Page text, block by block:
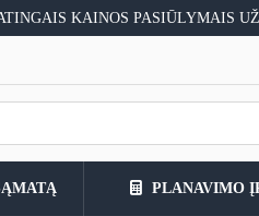
KAINOS PASIŪLYMAIS
PLANAVIMO